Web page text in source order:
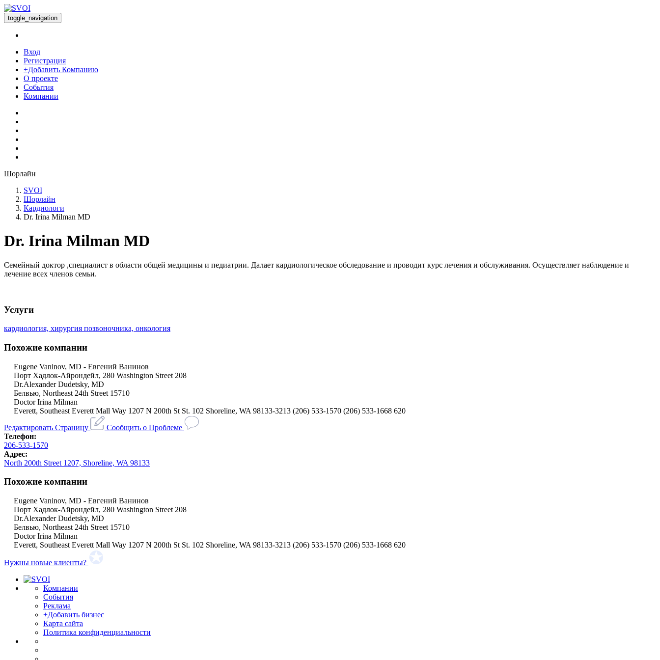
toggle_navigation
Вход
Регистрация
+Добавить Компанию
О проекте
События
Компании
Шорлайн
SVOI
Шорлайн
Кардиологи
Dr. Irina Milman MD
Dr. Irina Milman MD
Семейный доктор ,специалист в области общей медицины и педиатрии. Далает кардиологическое обследование и проводит курс лечения и обслуживания. Осуществляет наблюдение и
лечение всех членов семьи.
Услуги
кардиология, хирургия позвоночника, онкология
Похожие компании
Eugene Vaninov, MD - Евгений Ванинов
Порт Хадлок-Айрондейл, 280 Washington Street 208
Dr.Alexander Dudetsky, MD
Белвью, Northeast 24th Street 15710
Doctor Irina Milman
Everett, Southeast Everett Mall Way 1207 N 200th St St. 102 Shoreline, WA 98133-3213 (206) 533-1570 (206) 533-1668 620
Редактировать Страницу
Сообщить о Проблеме
Телефон:
206-533-1570
Адрес:
North 200th Street 1207, Shoreline, WA 98133
Похожие компании
Eugene Vaninov, MD - Евгений Ванинов
Порт Хадлок-Айрондейл, 280 Washington Street 208
Dr.Alexander Dudetsky, MD
Белвью, Northeast 24th Street 15710
Doctor Irina Milman
Everett, Southeast Everett Mall Way 1207 N 200th St St. 102 Shoreline, WA 98133-3213 (206) 533-1570 (206) 533-1668 620
Нужны новые клиенты?
Компании
События
Реклама
+Добавить бизнес
Карта сайта
Политика конфиденциальности